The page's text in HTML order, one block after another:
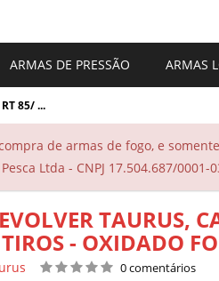
ARMAS DE PRESSÃO ARMAS
85/ ...
de armas de fogo, e
Ltda - CNPJ 17.504.687/0001-
TAURUS,
- OXIDADO
0 comentários